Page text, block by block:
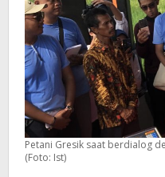
Petani Gresik saat berdialog
(Foto: Ist)